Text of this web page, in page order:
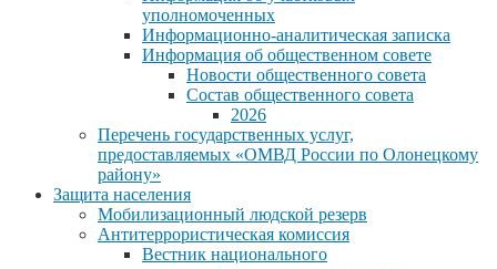
уполномоченных
Информационно-аналитическая записка
Информация об общественном совете
Новости общественного совета
Состав общественного совета
2026
Перечень государственных услуг,
предоставляемых «ОМВД России по Олонецкому
району»
Защита населения
Мобилизационный людской резерв
Антитеррористическая комиссия
Вестник национального